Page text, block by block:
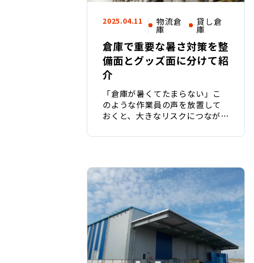
2025.04.11 物流倉
庫
貸し倉
庫
倉庫で重要な暑さ対策を整
備面とグッズ面に分けて紹
介
「倉庫が暑くてたまらない」こ
のような作業員の声を放置して
おくと、大きなリスクにつながる